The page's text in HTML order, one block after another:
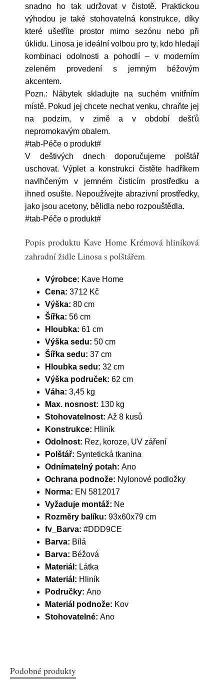
snadno ho tak udržovat v čistotě. Praktickou
výhodou je také stohovatelná konstrukce, díky
které ušetříte prostor mimo sezónu nebo při
úklidu. Linosa je ideální volbou pro ty, kdo hledají
kombinaci odolnosti a pohodlí – v moderním
zeleném provedení s jemným béžovým
akcentem.
Pozn.: Nábytek skladujte na suchém vnitřním
místě. Pokud jej chcete nechat venku, chraňte jej
na podzim, v zimě a v období dešťů
nepromokavým obalem.
#tab-Péče o produkt#
V deštivých dnech doporučujeme polštář
uschovat. Výplet a konstrukci čistěte hadříkem
navlhčeným v jemném čisticím prostředku a
ihned osušte. Nepoužívejte abrazivní prostředky,
jako jsou acetony, bělidla nebo rozpouštědla.
#tab-Péče o produkt#
Popis produktu Kave Home Krémová hliníková
zahradní židle Linosa s polštářem
Výrobce: Kave Home
Cena: 3712 Kč
Výška: 80 cm
Šířka: 56 cm
Hloubka: 61 cm
Výška sedu: 50 cm
Šířka sedu: 37 cm
Hloubka sedu: 32 cm
Výška područek: 62 cm
Váha: 3,45 kg
Max. nosnost: 130 kg
Stohovatelnost: Až 8 kusů
Konstrukce: Hliník
Odolnost: Rez, koroze, UV záření
Polštář: Syntetická tkanina
Odnímatelný potah: Ano
Ochrana podnože: Nylonové podložky
Norma: EN 5812017
Vyžaduje montáž: Ne
Rozměry balíku: 93x60x79 cm
fv_Barva: #DDD9CE
Barva: Bílá
Barva: Béžová
Materiál: Látka
Materiál: Hliník
Područky: Ano
Materiál podnože: Kov
Stohovatelné: Ano
Podobné produkty